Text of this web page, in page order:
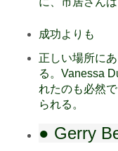
成功よりも
正しい場所
る。Vanessa
れたのも必然で
られる。
● Gerry